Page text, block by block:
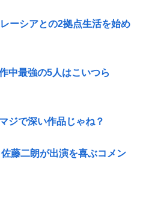
ーシアとの2拠点生活を始め
中最強の5人はこいつら
ジで深い作品じゃね？
藤二朗が出演を喜ぶコメン